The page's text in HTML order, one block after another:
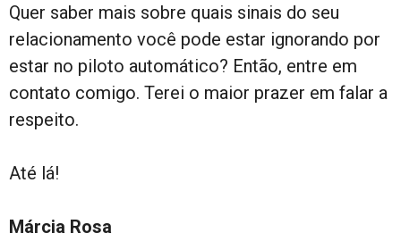
Quer saber mais sobre quais sinais do seu
relacionamento você pode estar ignorando por
estar no piloto automático? Então, entre em
contato comigo. Terei o maior prazer em falar a
respeito.
Até lá!
Márcia Rosa